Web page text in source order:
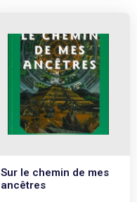
Sur le chemin de mes
ancêtres